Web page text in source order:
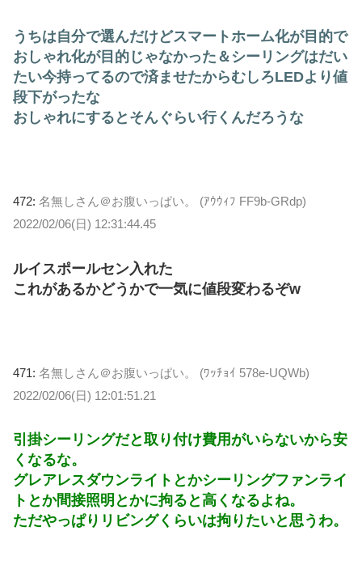
うちは自分で選んだけどスマートホーム化が目的で
おしゃれ化が目的じゃなかった＆シーリングはだい
たい今持ってるので済ませたからむしろLEDより値
段下がったな
おしゃれにするとそんぐらい行くんだろうな
472: 名無しさん＠お腹いっぱい。 (ｱｳｳｨﾌ FF9b-GRdp)
2022/02/06(日) 12:31:44.45
ルイスポールセン入れた
これがあるかどうかで一気に値段変わるぞw
471: 名無しさん＠お腹いっぱい。 (ﾜｯﾁｮｲ 578e-UQWb)
2022/02/06(日) 12:01:51.21
引掛シーリングだと取り付け費用がいらないから安
くなるな。
グレアレスダウンライトとかシーリングファンライ
トとか間接照明とかに拘ると高くなるよね。
ただやっぱりリビングくらいは拘りたいと思うわ。